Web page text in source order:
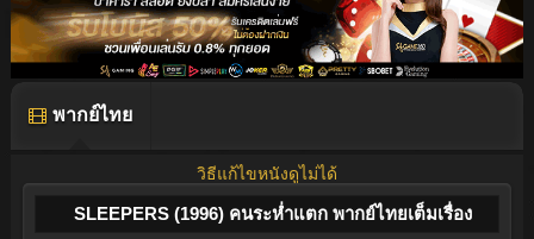
พากย์ไทย
วิธีแก้ไขหนังดูไม่ได้
SLEEPERS (1996) คนระห่ำแตก พากย์ไทยเต็มเรื่อง